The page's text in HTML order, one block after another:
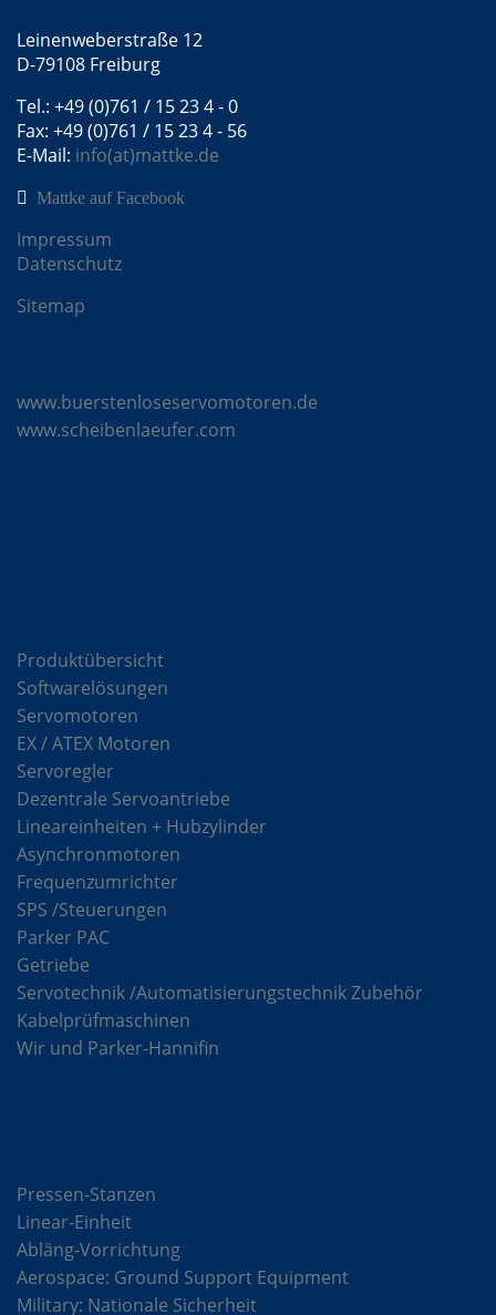
Leinenweberstraße 12
D-79108 Freiburg
Tel.: +49 (0)761 / 15 23 4 - 0
Fax: +49 (0)761 / 15 23 4 - 56
E-Mail: info(at)mattke.de
Mattke auf Facebook
Impressum
Datenschutz
Sitemap
www.buerstenloseservomotoren.de
www.scheibenlaeufer.com
Produktübersicht
Softwarelösungen
Servomotoren
EX / ATEX Motoren
Servoregler
Dezentrale Servoantriebe
Lineareinheiten + Hubzylinder
Asynchronmotoren
Frequenzumrichter
SPS /Steuerungen
Parker PAC
Getriebe
Servotechnik /Automatisierungstechnik Zubehör
Kabelprüfmaschinen
Wir und Parker-Hannifin
Pressen-Stanzen
Linear-Einheit
Abläng-Vorrichtung
Aerospace: Ground Support Equipment
Military: Nationale Sicherheit